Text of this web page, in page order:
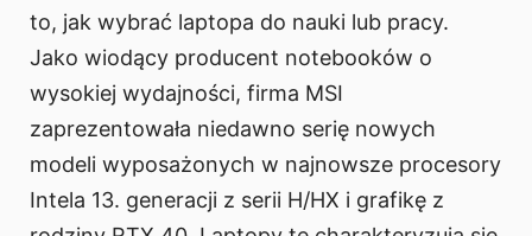
to, jak wybrać laptopa do nauki lub pracy.
Jako wiodący producent notebooków o
wysokiej wydajności, firma MSI
zaprezentowała niedawno serię nowych
modeli wyposażonych w najnowsze procesory
Intela 13. generacji z serii H/HX i grafikę z